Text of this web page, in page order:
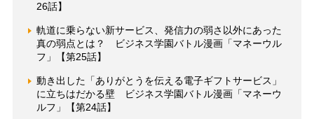
26話】
軌道に乗らない新サービス、発信力の弱さ以外にあった
真の弱点とは？ ビジネス学園バトル漫画「マネーウル
フ」【第25話】
動き出した「ありがとうを伝える電子ギフトサービス」
に立ちはだかる壁 ビジネス学園バトル漫画「マネーウ
ルフ」【第24話】